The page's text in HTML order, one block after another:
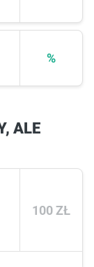
%
ALE
100 ZŁ